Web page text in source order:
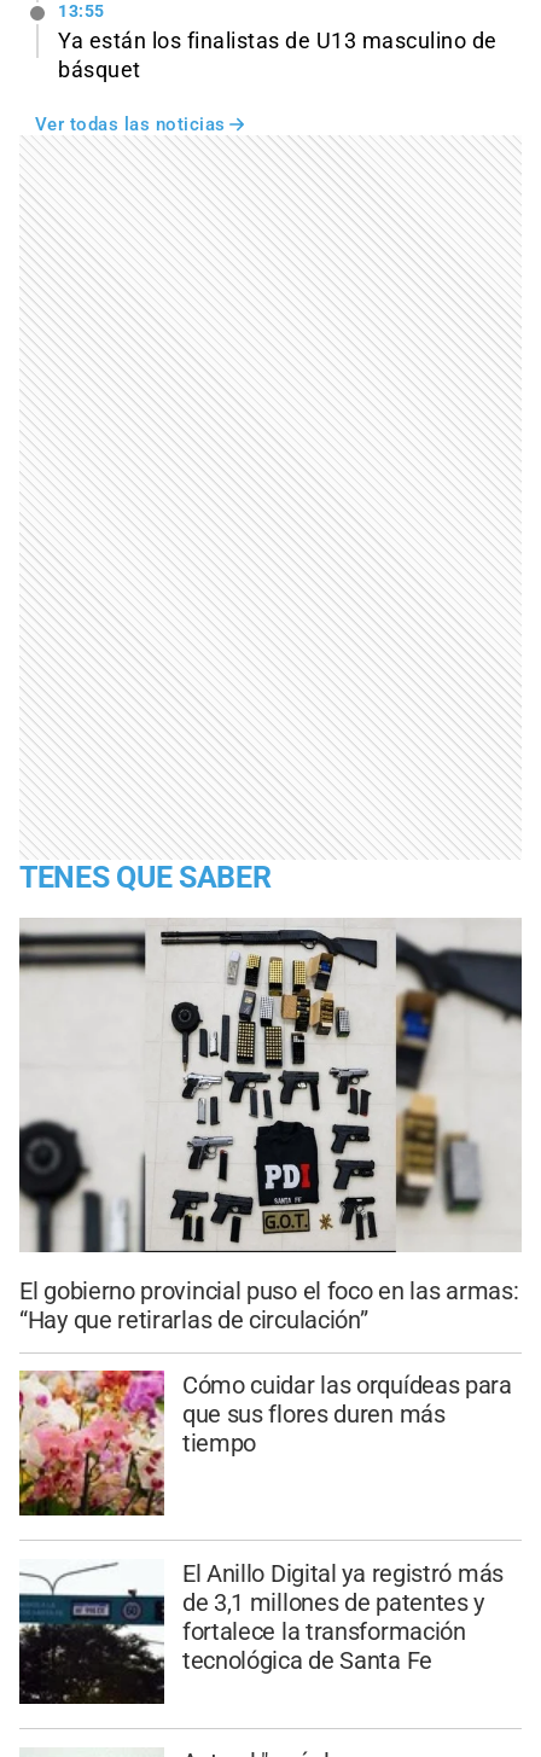
13:55
Ya están los finalistas de U13 masculino de
básquet
Ver todas las noticias
TENES QUE SABER
El gobierno provincial puso el foco en las armas:
“Hay que retirarlas de circulación”
Cómo cuidar las orquídeas para
que sus flores duren más
tiempo
El Anillo Digital ya registró más
de 3,1 millones de patentes y
fortalece la transformación
tecnológica de Santa Fe